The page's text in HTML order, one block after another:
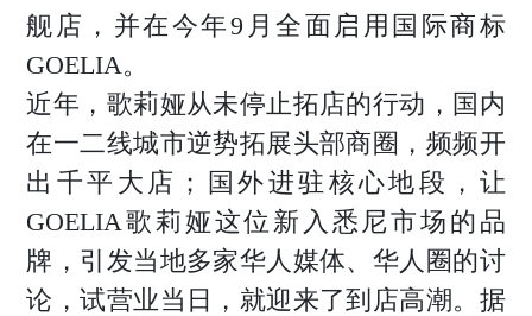
舰店，并在今年9月全面启用国际商标
GOELIA。
近年，歌莉娅从未停止拓店的行动，国内
在一二线城市逆势拓展头部商圈，频频开
出千平大店；国外进驻核心地段，让
GOELIA歌莉娅这位新入悉尼市场的品
牌，引发当地多家华人媒体、华人圈的讨
论，试营业当日，就迎来了到店高潮。据